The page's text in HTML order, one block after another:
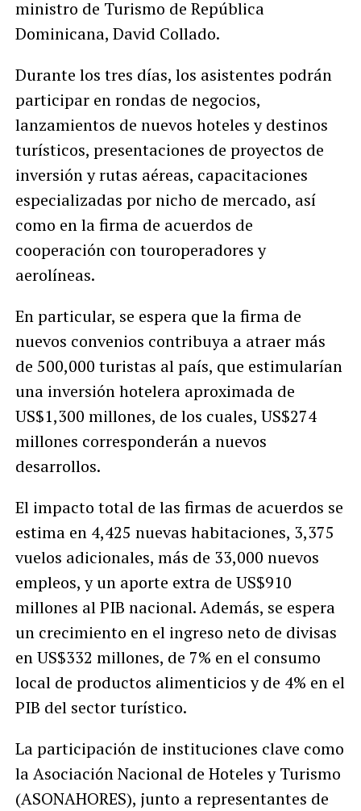
ministro de Turismo de República
Dominicana, David Collado.
Durante los tres días, los asistentes podrán
participar en rondas de negocios,
lanzamientos de nuevos hoteles y destinos
turísticos, presentaciones de proyectos de
inversión y rutas aéreas, capacitaciones
especializadas por nicho de mercado, así
como en la firma de acuerdos de
cooperación con touroperadores y
aerolíneas.
En particular, se espera que la firma de
nuevos convenios contribuya a atraer más
de 500,000 turistas al país, que estimularían
una inversión hotelera aproximada de
US$1,300 millones, de los cuales, US$274
millones corresponderán a nuevos
desarrollos.
El impacto total de las firmas de acuerdos se
estima en 4,425 nuevas habitaciones, 3,375
vuelos adicionales, más de 33,000 nuevos
empleos, y un aporte extra de US$910
millones al PIB nacional. Además, se espera
un crecimiento en el ingreso neto de divisas
en US$332 millones, de 7% en el consumo
local de productos alimenticios y de 4% en el
PIB del sector turístico.
La participación de instituciones clave como
la Asociación Nacional de Hoteles y Turismo
(ASONAHORES), junto a representantes de